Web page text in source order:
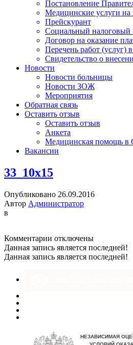
Постановление
Медицинские услуги на
Прейскурант
Социальный налоговый
Договор на оказание
Перечень работ (услуг)
Свидетельство о
Новости
Новости больницы
Новости ЗОЖ
Мероприятия
Обратная связь
Оставить отзыв
Оставить отзыв
Анкета
Медицинская помощь
Вакансии
33_10x15
Опубликовано 26.09.2016
Автор Администратор
в
Комментарии к
записи
33_10x15
отключены
Данная запись является последней!
Данная запись является последней!